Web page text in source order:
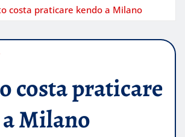
costa praticare kendo a Milano
costa praticare
Milano